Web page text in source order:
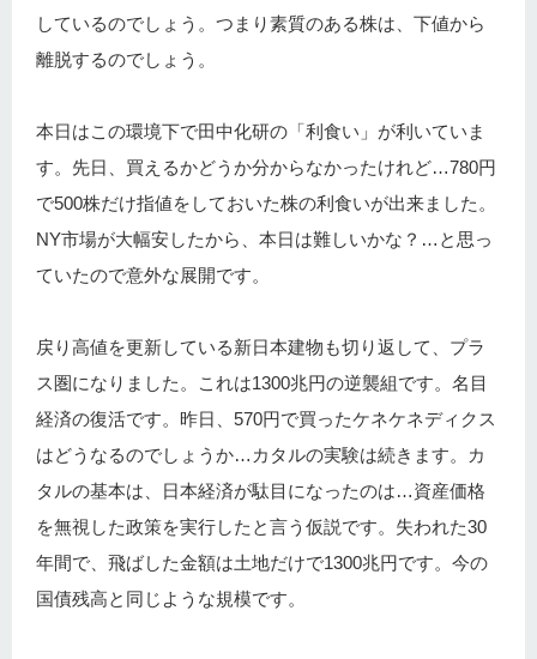
しているのでしょう。つまり素質のある株は、下値から
離脱するのでしょう。
本日はこの環境下で田中化研の「利食い」が利いていま
す。先日、買えるかどうか分からなかったけれど…780円
で500株だけ指値をしておいた株の利食いが出来ました。
NY市場が大幅安したから、本日は難しいかな？…と思っ
ていたので意外な展開です。
戻り高値を更新している新日本建物も切り返して、プラ
ス圏になりました。これは1300兆円の逆襲組です。名目
経済の復活です。昨日、570円で買ったケネケネディクス
はどうなるのでしょうか…カタルの実験は続きます。カ
タルの基本は、日本経済が駄目になったのは…資産価格
を無視した政策を実行したと言う仮説です。失われた30
年間で、飛ばした金額は土地だけで1300兆円です。今の
国債残高と同じような規模です。